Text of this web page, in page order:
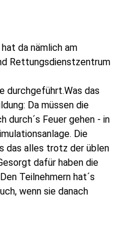
da nämlich am
Rettungsdienstzentrum
durchgeführt.Was das
Da müssen die
durch´s Feuer gehen - in
Die
das alles trotz der üblen
dafür haben die
Teilnehmern hat´s
wenn sie danach